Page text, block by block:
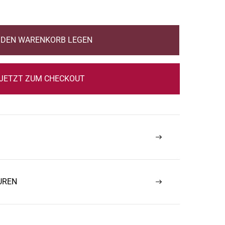
DEN WARENKORB LEGEN
ZUM CHECKOUT